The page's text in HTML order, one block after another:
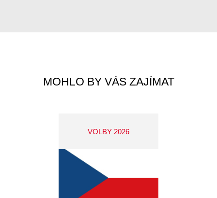
MOHLO BY VÁS ZAJÍMAT
VOLBY 2026